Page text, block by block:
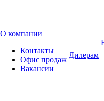
О компании
Контакты
Офис продаж
Вакансии
Дилерам